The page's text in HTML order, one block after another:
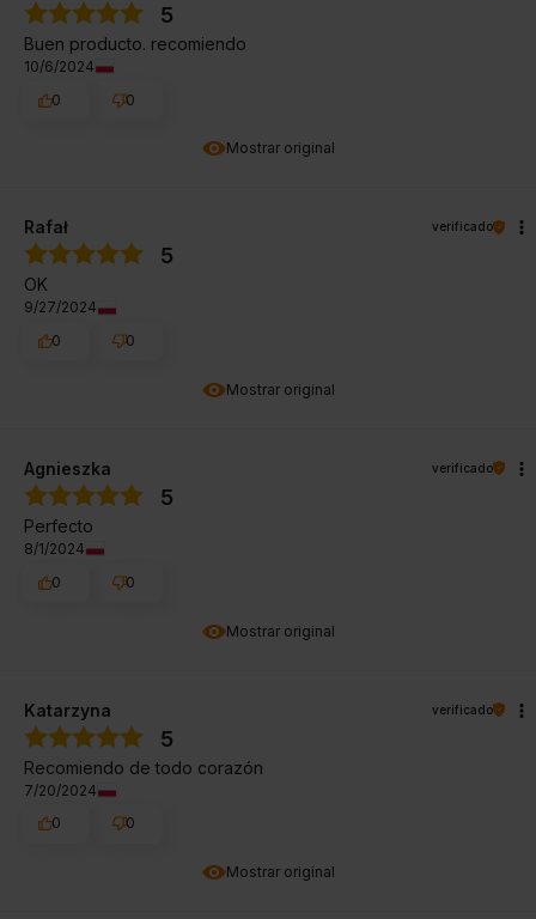
Mostrar original
5
Buen producto. recomiendo
10/6/2024
0
0
Mostrar original
Rafał verificado
5
OK
9/27/2024
0
0
Mostrar original
Agnieszka verificado
5
Perfecto
8/1/2024
0
0
Mostrar original
Katarzyna verificado
5
Recomiendo de todo corazón
7/20/2024
0
0